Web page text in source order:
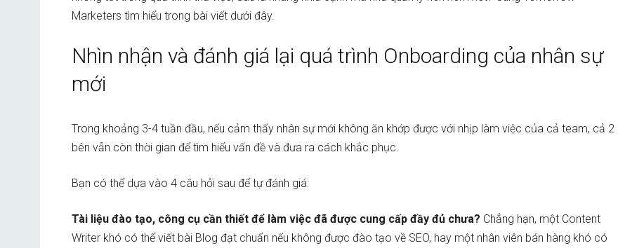
Marketers tìm hiểu trong bài viết dưới đây.
Nhìn nhận và đánh giá lại quá trình Onboarding của nhân sự
mới
Trong khoảng 3-4 tuần đầu, nếu cảm thấy nhân sự mới không ăn khớp được với nhịp làm việc của cả team, cả 2
bên vẫn còn thời gian để tìm hiểu vấn đề và đưa ra cách khắc phục.
Bạn có thể dựa vào 4 câu hỏi sau để tự đánh giá:
Tài liệu đào tạo, công cụ cần thiết để làm việc đã được cung cấp đầy đủ chưa? Chẳng hạn, một Content
Writer khó có thể viết bài Blog đạt chuẩn nếu không được đào tạo về SEO, hay một nhân viên bán hàng khó có